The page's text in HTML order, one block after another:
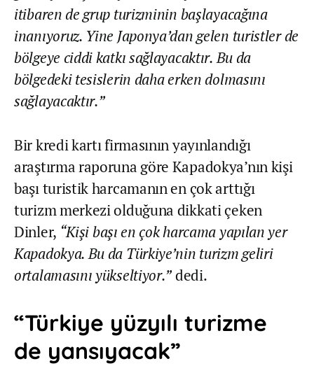
itibaren de grup turizminin başlayacağına
inanıyoruz. Yine Japonya’dan gelen turistler de
bölgeye ciddi katkı sağlayacaktır. Bu da
bölgedeki tesislerin daha erken dolmasını
sağlayacaktır.”
Bir kredi kartı firmasının yayınlandığı
araştırma raporuna göre Kapadokya’nın kişi
başı turistik harcamanın en çok arttığı
turizm merkezi olduğuna dikkati çeken
Dinler, “Kişi başı en çok harcama yapılan yer
Kapadokya. Bu da Türkiye’nin turizm geliri
ortalamasını yükseltiyor.”dedi.
“Türkiye yüzyılı turizme
de yansıyacak”